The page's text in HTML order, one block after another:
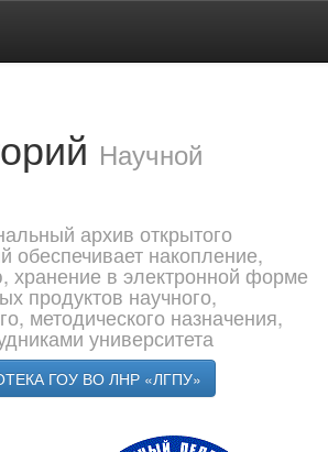
Научной
архив открытого
обеспечивает накопление,
хранение в электронной форме
продуктов научного,
методического назначения,
университета
ГОУ ВО ЛНР «ЛГПУ»